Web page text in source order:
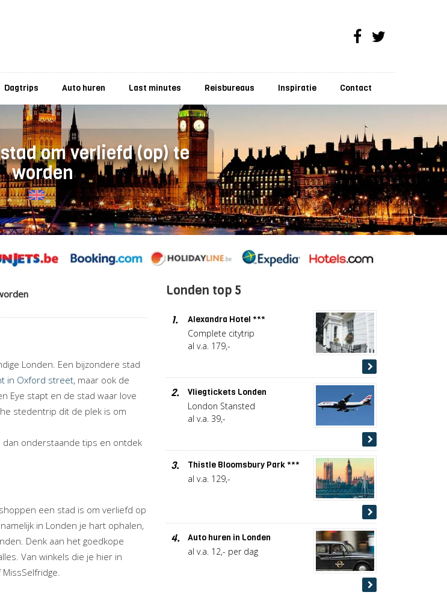
Dagtrips Auto huren Last minutes Reisbureaus Inspiratie Contact
om verliefd (op) te
worden
Londen. Een bijzondere stad
in Oxford street, maar ook de
Eye stapt en de stad waar love
stedentrip dit de plek is om
dan onderstaande tips en ontdek
een stad is om verliefd op
in Londen je hart ophalen,
Denk aan het goedkope
Van winkels die je hier in
Londen top 5
1.
Alexandra Hotel ***
Complete citytrip
al v.a. 179,-
2.
Vliegtickets Londen
London Stansted
al v.a. 39,-
3.
Thistle Bloomsbury Park ***
al v.a. 129,-
4.
Auto huren in Londen
al v.a. 12,- per dag